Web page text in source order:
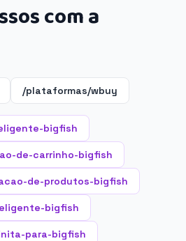
com a
/plataformas/wbuy
bigfish
de-carrinho-bigfish
de-produtos-bigfish
bigfish
para-bigfish